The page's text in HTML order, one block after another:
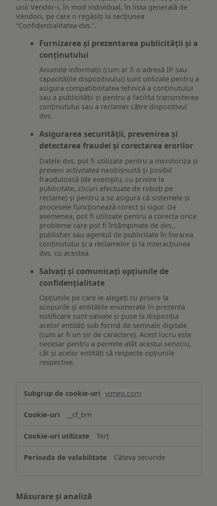
unii Vendor-i, în mod individual, în lista generală de
Vendori, pe care o regăsiți la secțiunea
“Confidențialitatea dvs.”.
Furnizarea și prezentarea publicității și a
conținutului
Anumite informații (cum ar fi o adresă IP sau
capacitățile dispozitivului) sunt utilizate pentru a
asigura compatibilitatea tehnică a conținutului
sau a publicității și pentru a facilita transmiterea
conținutului sau a reclamei către dispozitivul
dvs.
Asigurarea securității, prevenirea și
detectarea fraudei și corectarea erorilor
Datele dvs. pot fi utilizate pentru a monitoriza și
preveni activitatea neobișnuită și posibil
frauduloasă (de exemplu, cu privire la
publicitate, clicuri efectuate de roboți pe
reclame) și pentru a se asigura că sistemele și
procesele funcționează corect și sigur. De
asemenea, pot fi utilizate pentru a corecta orice
probleme care pot fi întâmpinate de dvs.,
publisher sau agentul de publicitate în livrarea
conținutului și a reclamelor și la interacțiunea
dvs. cu acestea.
Salvați și comunicați opțiunile de
confidențialitate
Opțiunile pe care le alegeți cu privire la
scopurile și entitățile enumerate în prezenta
notificare sunt salvate și puse la dispoziția
acelor entități sub formă de semnale digitale
(cum ar fi un șir de caractere). Acest lucru este
necesar pentru a permite atât acestui serviciu,
cât și acelor entități să respecte opțiunile
respective.
Asigurarea
funcționalităților
website-
ului
vimeo.com
__cf_bm
Terț
Câteva secunde
Măsurare și analiză